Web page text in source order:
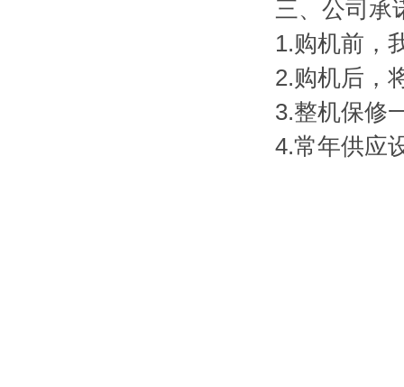
三、公司承
1.购机前，
2.购机后，
3.整机保修
4.常年供应